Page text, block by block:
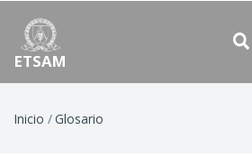
ETSAM
Ruta
Inicio Glosario